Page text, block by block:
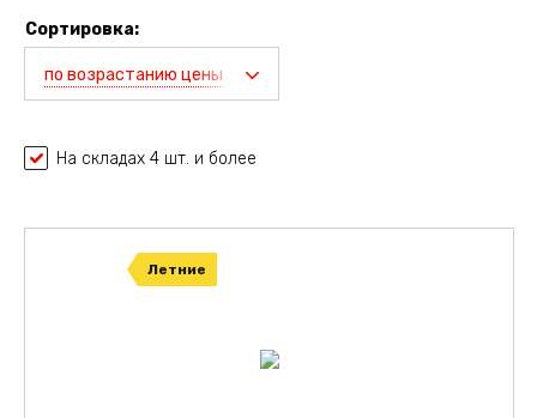
Сортировка:
по возрастанию цены
На складах 4 шт. и более
Летние